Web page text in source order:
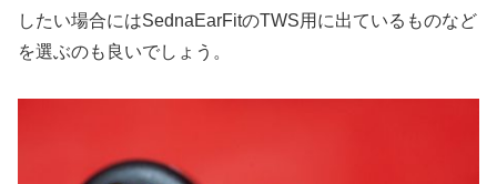
したい場合にはSednaEarFitのTWS用に出ているものなど
を選ぶのも良いでしょう。